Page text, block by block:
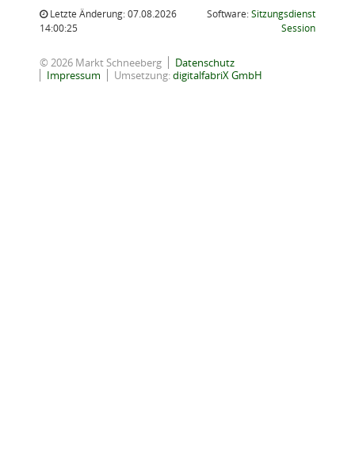
Letzte Änderung: 07.08.2026
14:00:25
Software:Sitzungsdienst
Session(Wird in
© 2026 Markt Schneeberg
Datenschutz
Impressum
Umsetzung:digitalfabriX GmbH